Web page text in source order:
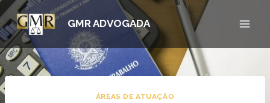
Skip
to
content
GMR ADVOGADA
ÁREAS DE ATUAÇÃO